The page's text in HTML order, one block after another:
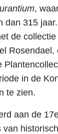
,
dan 315
de
Rosendael,
in de
te zien.
aan de
van